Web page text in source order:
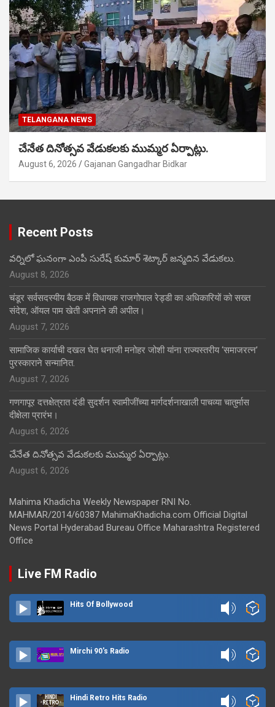
TELANGANA NEWS
చేనేత దినోత్సవ వేడుకలకు ముమ్మర ఏర్పాట్లు.
August 6, 2026 Gajanan Gangadhar Bidkar
Recent Posts
వర్నిలో ఘనంగా ఎంపీ సురేష్ కుమార్ శెట్కార్ జన్మదిన వేడుకలు.
August 8, 2026
चंडूर सर्वसदस्यीय बैठक में विधायक राजगोपाल रेड्डी का अधिकारियों को सख्त
संदेश, ऑयल पाम खेती अपनाने की अपील।
August 7, 2026
सामाजिक कार्याची दखल घेत धनाजी मनोहर जोशी यांना राज्यस्तरीय ‘समाजरत्न’
पुरस्काराने सन्मानित.
August 7, 2026
गणगापूर दत्तक्षेत्रात दंडी सुदर्शन स्वामीजींच्या मार्गदर्शनाखाली पाचव्या चातुर्मास
दीक्षेला प्रारंभ।
August 6, 2026
చేనేత దినోత్సవ వేడుకలకు ముమ్మర ఏర్పాట్లు.
August 6, 2026
Mahima Khadicha Weekly Newspaper RNI No.
MAHMAR/2014/60387 MahimaKhadicha.com Official Digital
News Portal Hyderabad Bureau Office Maharashtra Registered
Office
Live FM Radio
Hits Of Bollywood
Mirchi 90's Radio
Hindi Retro Hits Radio